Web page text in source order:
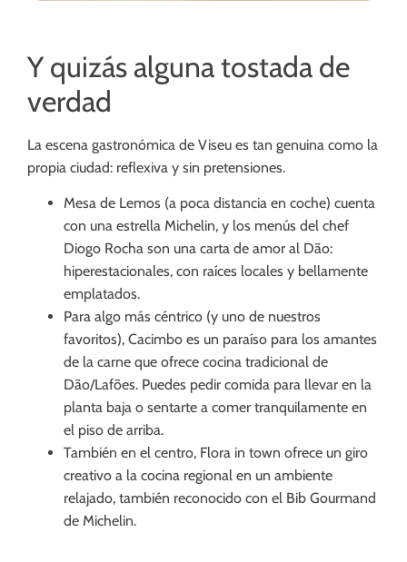
Y quizás alguna tostada de
verdad
La escena gastronómica de Viseu es tan genuina como la
propia ciudad: reflexiva y sin pretensiones.
Mesa de Lemos (a poca distancia en coche) cuenta
con una estrella Michelin, y los menús del chef
Diogo Rocha son una carta de amor al Dão:
hiperestacionales, con raíces locales y bellamente
emplatados.
Para algo más céntrico (y uno de nuestros
favoritos), Cacimbo es un paraíso para los amantes
de la carne que ofrece cocina tradicional de
Dão/Lafões. Puedes pedir comida para llevar en la
planta baja o sentarte a comer tranquilamente en
el piso de arriba.
También en el centro, Flora in town ofrece un giro
creativo a la cocina regional en un ambiente
relajado, también reconocido con el Bib Gourmand
de Michelin.